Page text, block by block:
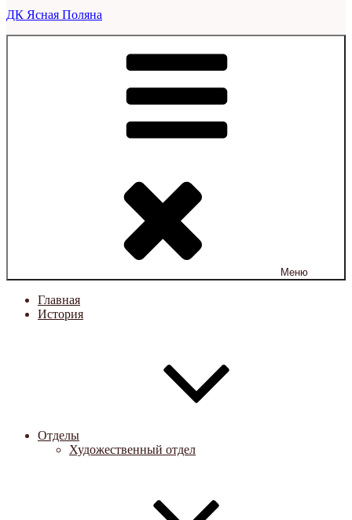
ДК Ясная Поляна
Меню
Главная
История
Отделы
Художественный отдел